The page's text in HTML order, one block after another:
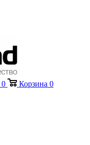
0 Корзина 0